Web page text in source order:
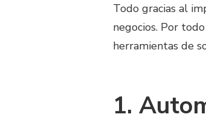
Todo gracias al
negocios. Por
herramientas de
1.